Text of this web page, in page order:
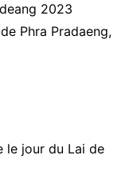
2023
Phra Pradaeng,
le jour du Lai de